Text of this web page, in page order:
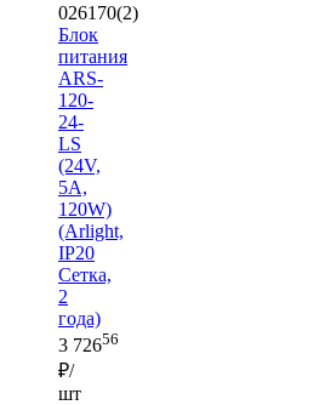
026170(2)
Блок
питания
ARS-
120-
24-
LS
(24V,
5A,
120W)
(Arlight,
IP20
Сетка,
2
года)
3 72656
₽/
шт